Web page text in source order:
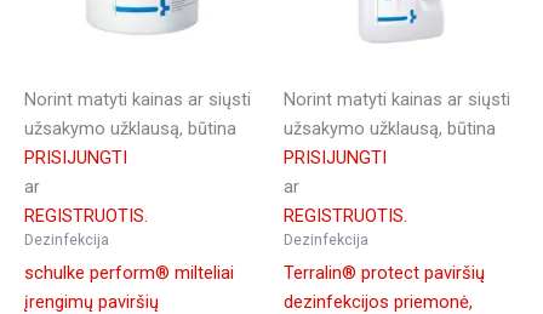
Norint matyti kainas ar siųsti
užsakymo užklausą, būtina
PRISIJUNGTI
ar
REGISTRUOTIS.
Dezinfekcija
schulke perform® milteliai
įrengimų paviršių
Norint matyti kainas ar siųsti
užsakymo užklausą, būtina
PRISIJUNGTI
ar
REGISTRUOTIS.
Dezinfekcija
Terralin® protect paviršių
dezinfekcijos priemonė,